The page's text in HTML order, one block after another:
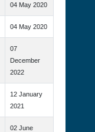
04 May 2020
04 May 2020
07
December
2022
12 January
2021
02 June